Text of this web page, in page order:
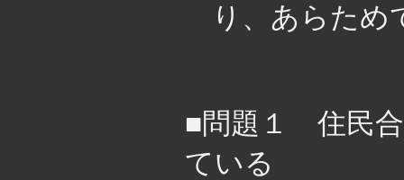
り、あらため
■問題１ 住民合
ている